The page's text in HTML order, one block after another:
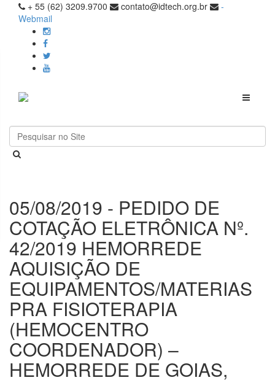
+ 55 (62) 3209.9700 contato@idtech.org.br
-
Webmail
Toggle
05/08/2019 - PEDIDO DE
COTAÇÃO ELETRÔNICA Nº.
42/2019 HEMORREDE
AQUISIÇÃO DE
EQUIPAMENTOS/MATERIAS
PRA FISIOTERAPIA
(HEMOCENTRO
COORDENADOR) –
HEMORREDE DE GOIAS,